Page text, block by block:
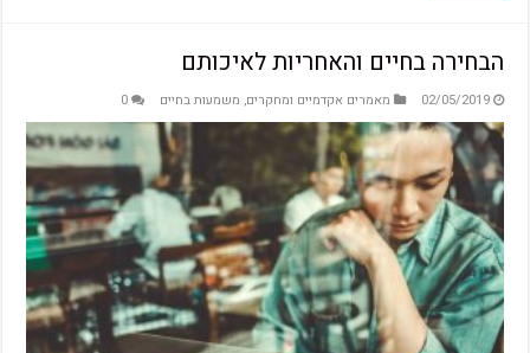
הבחירה בחיים והאחריות לאיכותם
02/05/2019 מאמרים אקדמיים ומחקרים, משמעות בחיים 0